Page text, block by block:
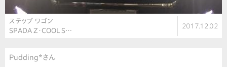
ステップ ワゴン
SPADA Z・COOL S…
2017.12.02
Pudding*さん